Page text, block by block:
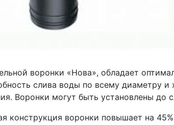
воронки «Нова», обладает
слива воды по всему диаметру
Воронки могут быть установлены до
конструкция воронки повышает на